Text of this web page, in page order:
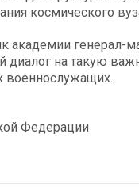
космического
академии генерал-
диалог на такую
Федерации